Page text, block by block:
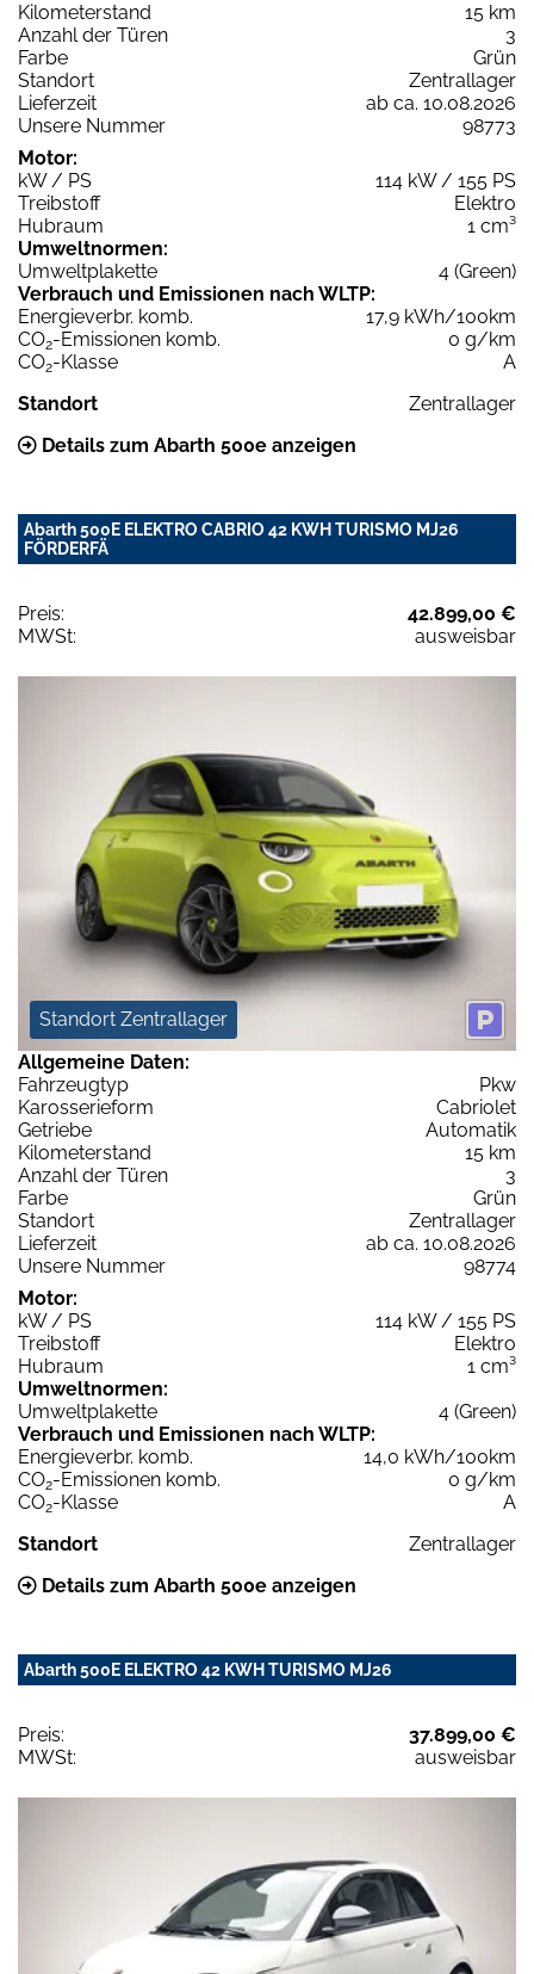
Kilometerstand
15 km
Anzahl der Türen
3
Farbe
Grün
Standort
Zentrallager
Lieferzeit
ab ca. 10.08.2026
Unsere Nummer
98773
Motor:
kW / PS
114 kW / 155 PS
Treibstoff
Elektro
Hubraum
1 cm³
Umweltnormen:
Umweltplakette
4 (Green)
Verbrauch und Emissionen nach WLTP:
Energieverbr. komb.
17,9 kWh/100km
CO2-Emissionen komb.
0 g/km
CO2-Klasse
A
Standort
Zentrallager
Details zum Abarth 500e anzeigen
Abarth 500E ELEKTRO CABRIO 42 KWH TURISMO MJ26
FÖRDERFÄ
Preis:
42.899,00 €
MWSt:
ausweisbar
Standort Zentrallager
Allgemeine Daten:
Fahrzeugtyp
Pkw
Karosserieform
Cabriolet
Getriebe
Automatik
Kilometerstand
15 km
Anzahl der Türen
3
Farbe
Grün
Standort
Zentrallager
Lieferzeit
ab ca. 10.08.2026
Unsere Nummer
98774
Motor:
kW / PS
114 kW / 155 PS
Treibstoff
Elektro
Hubraum
1 cm³
Umweltnormen:
Umweltplakette
4 (Green)
Verbrauch und Emissionen nach WLTP:
Energieverbr. komb.
14,0 kWh/100km
CO2-Emissionen komb.
0 g/km
CO2-Klasse
A
Standort
Zentrallager
Details zum Abarth 500e anzeigen
Abarth 500E ELEKTRO 42 KWH TURISMO MJ26
Preis:
37.899,00 €
MWSt:
ausweisbar